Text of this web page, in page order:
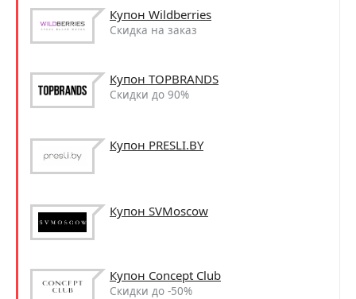
Купон Wildberries
Скидка на заказ
Купон TOPBRANDS
Скидки до 90%
Купон PRESLI.BY
Купон SVMoscow
Купон Concept Club
Скидки до -50%